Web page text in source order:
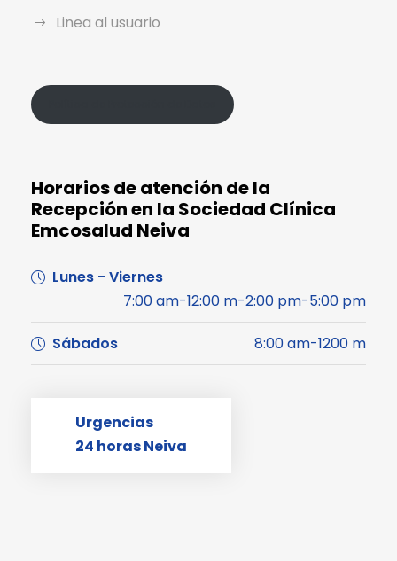
Linea al usuario
Horarios de atención de la
Recepción en la Sociedad Clínica
Emcosalud Neiva
Lunes - Viernes
7:00 am-12:00 m-2:00 pm-5:00 pm
Sábados 8:00 am-1200 m
Urgencias
24 horas Neiva